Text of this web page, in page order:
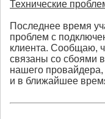
Технические
Последнее время
проблем с
клиента. Сообщаю,
связаны со сбоями
нашего
и в ближайшее